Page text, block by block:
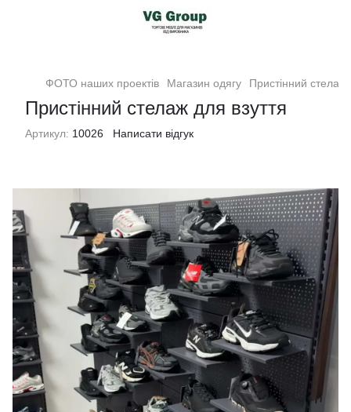
ФОТО наших проектів Магазин одягу Пристінний стелаж
Пристінний стелаж для взуття
Артикул: 10026 Написати відгук